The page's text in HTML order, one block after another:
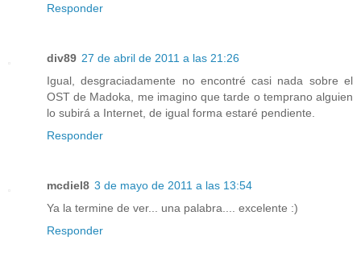
Responder
div89 27 de abril de 2011 a las 21:26
Igual, desgraciadamente no encontré casi nada sobre el
OST de Madoka, me imagino que tarde o temprano alguien
lo subirá a Internet, de igual forma estaré pendiente.
Responder
mcdiel8 3 de mayo de 2011 a las 13:54
Ya la termine de ver... una palabra.... excelente :)
Responder